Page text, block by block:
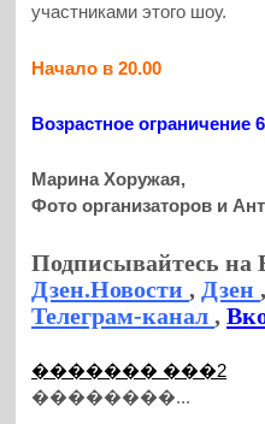
участниками этого шоу.
Начало в 20.00
Возрастное ограничение
Марина Хоружая,
Фото организаторов и
Подписывайтесь
Дзен.Новости, Дзен,
Телеграм-канал,
������� ���2
��������...